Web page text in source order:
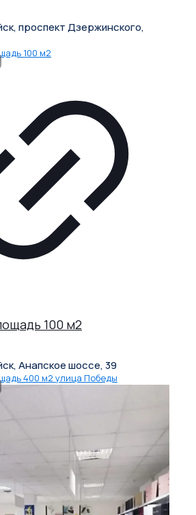
проспект Дзержинского,
100 м2
Анапское шоссе, 39